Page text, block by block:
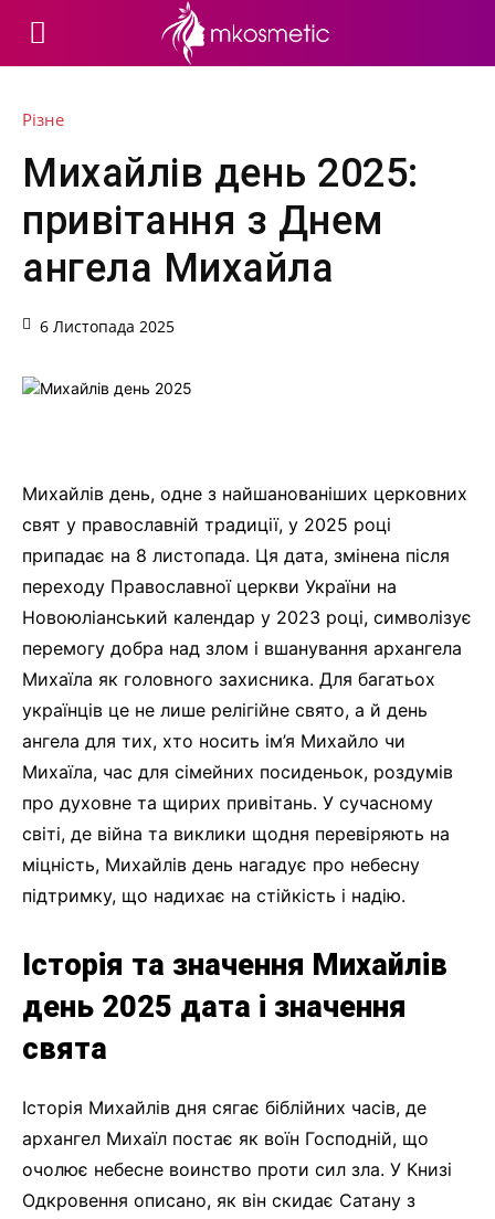
Різне
Михайлів день 2025:
привітання з Днем
ангела Михайла
6 Листопада 2025
Михайлів день, одне з найшанованіших церковних
свят у православній традиції, у 2025 році
припадає на 8 листопада. Ця дата, змінена після
переходу Православної церкви України на
Новоюліанський календар у 2023 році, символізує
перемогу добра над злом і вшанування архангела
Михаїла як головного захисника. Для багатьох
українців це не лише релігійне свято, а й день
ангела для тих, хто носить ім’я Михайло чи
Михаїла, час для сімейних посиденьок, роздумів
про духовне та щирих привітань. У сучасному
світі, де війна та виклики щодня перевіряють на
міцність, Михайлів день нагадує про небесну
підтримку, що надихає на стійкість і надію.
Історія та значення Михайлів
день 2025 дата і значення
свята
Історія Михайлів дня сягає біблійних часів, де
архангел Михаїл постає як воїн Господній, що
очолює небесне воинство проти сил зла. У Книзі
Одкровення описано, як він скидає Сатану з